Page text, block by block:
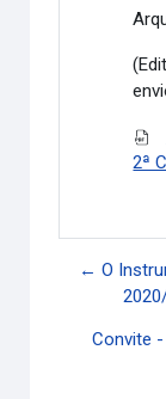
2ª
← O
Convite